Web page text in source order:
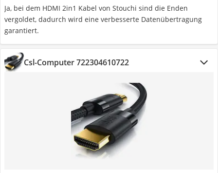
Ja, bei dem HDMI 2in1 Kabel von Stouchi sind die Enden
vergoldet, dadurch wird eine verbesserte Datenübertragung
garantiert.
Csl-Computer 722304610722